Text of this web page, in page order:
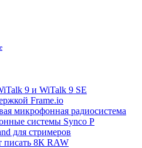
9 и WiTalk 9 SE
Frame.io
микрофонная радиосистема
системы Synco P
для стримеров
писать 8К RAW